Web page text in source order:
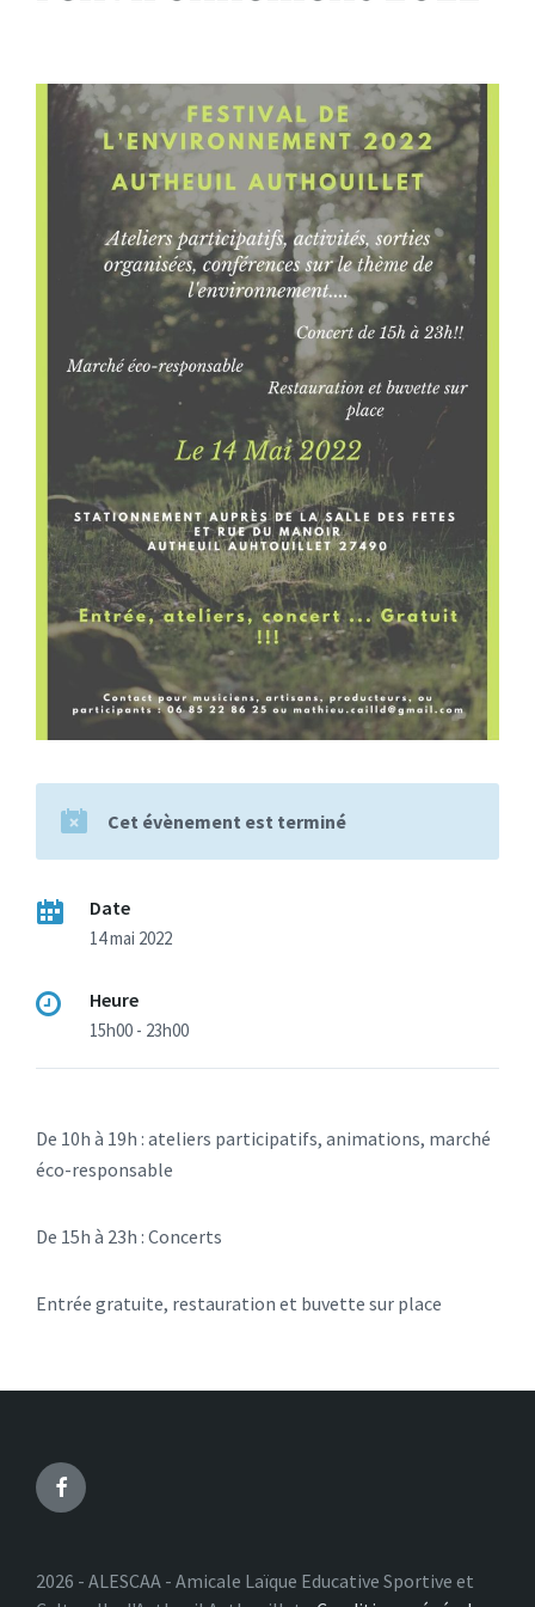
Cet évènement est terminé
Date
14 mai 2022
Heure
15h00 - 23h00
De 10h à 19h : ateliers participatifs, animations, marché
éco-responsable
De 15h à 23h : Concerts
Entrée gratuite, restauration et buvette sur place
Facebook
2026 - ALESCAA - Amicale Laïque Educative Sportive et